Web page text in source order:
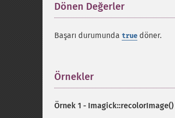
Dönen Değerler
Başarı durumunda true döner.
Örnekler
Örnek 1 - Imagick::recolorImage()